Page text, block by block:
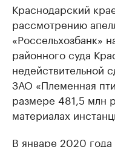
Краснодарский
рассмотрению
«Россельхозбанк»
районного суда
недействительной
ЗАО «Племенная
размере 481,5 млн
материалах
В январе 2020